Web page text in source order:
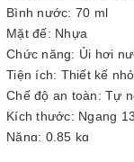
Bình nước: 70 ml
Mặt đế: Nhựa
Chức năng: Ủi hơi
Tiện ích: Thiết kế
Chế độ an toàn: Tự
Kích thước: Ngang
Nặng: 0.85 kg